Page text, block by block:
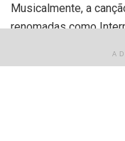
Musicalmente, a
renomadas como
apenas a versão